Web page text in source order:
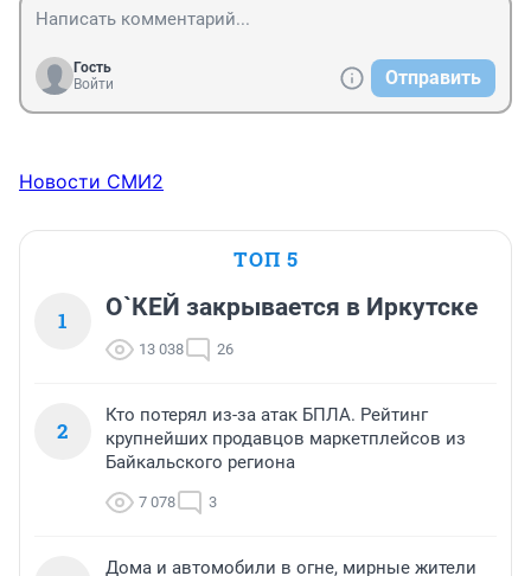
Гость
Войти
Отправить
Новости СМИ2
ТОП 5
1 О`КЕЙ закрывается в Иркутске
13 038 26
2
Кто потерял из-за атак БПЛА. Рейтинг
крупнейших продавцов маркетплейсов из
Байкальского региона
7 078 3
Дома и автомобили в огне, мирные жители